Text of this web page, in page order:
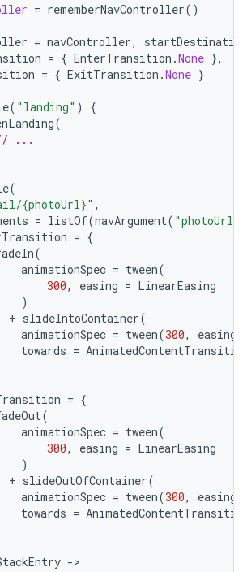
= rememberNavController()
= navController,
startDestination
= { EnterTransition .None },
= { ExitTransition .None }
( "landing" )
{
(
...
(
{photoUrl}" ,
= listOf(navArgument( "photoUrl"
= {
(
animationSpec = tween(
300, easing = LinearEasing
)
+ slideIntoContainer(
animationSpec = tween(300, easing
towards =
= {
(
animationSpec = tween(
300, easing = LinearEasing
)
+ slideOutOfContainer(
animationSpec = tween(300, easing
towards =
-